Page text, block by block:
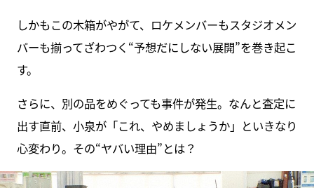
しかもこの木箱がやがて、ロケメンバーもスタジオメン
バーも揃ってざわつく“予想だにしない展開”を巻き起こ
す。
さらに、別の品をめぐっても事件が発生。なんと査定に
出す直前、小泉が「これ、やめましょうか」といきなり
心変わり。その“ヤバい理由”とは？